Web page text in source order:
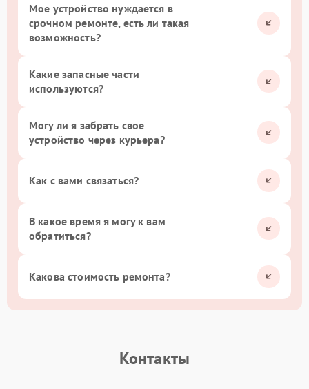
Мое устройство нуждается в
срочном ремонте, есть ли такая
возможность?
Какие запасные части
используются?
Могу ли я забрать свое
устройство через курьера?
Как с вами связаться?
В какое время я могу к вам
обратиться?
Какова стоимость ремонта?
Контакты